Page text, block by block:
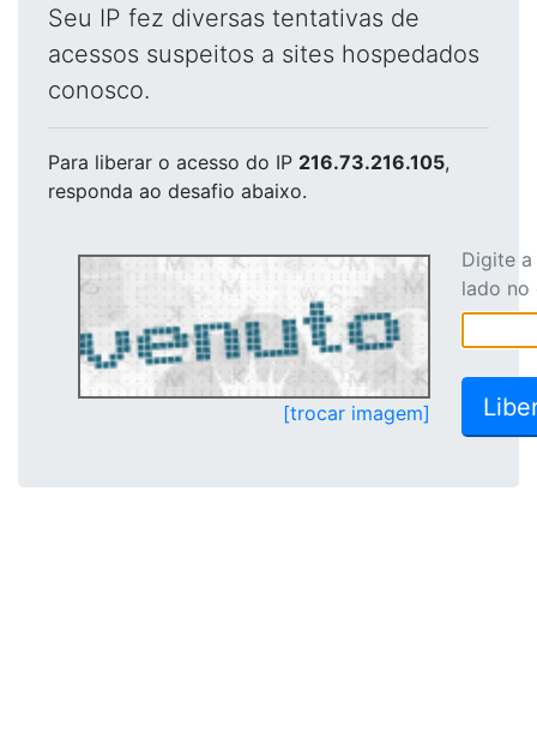
Seu IP fez diversas tentativas de
acessos suspeitos a sites hospedados
conosco.
Para liberar o acesso do IP 216.73.216.105,
responda ao desafio abaixo.
[trocar imagem]
Digite
lado no